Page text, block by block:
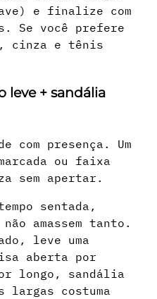
e finalize com
Se você prefere
cinza e tênis
leve + sandália
com presença. Um
ou faixa
sem apertar.
sentada,
amassem tanto.
leve uma
aberta por
longo, sandália
largas costuma